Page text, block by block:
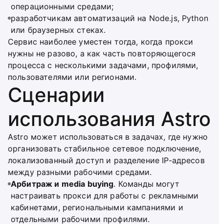
операционными средами;
разработчикам автоматизаций на Node.js, Python
или браузерных стеках.
Сервис наиболее уместен тогда, когда прокси
нужны не разово, а как часть повторяющегося
процесса с несколькими задачами, профилями,
пользователями или регионами.
Сценарии
использования Astro
Astro может использоваться в задачах, где нужно
организовать стабильное сетевое подключение,
локализованный доступ и разделение IP-адресов
между разными рабочими средами.
Арбитраж и media buying. Команды могут
настраивать прокси для работы с рекламными
кабинетами, региональными кампаниями и
отдельными рабочими профилями.